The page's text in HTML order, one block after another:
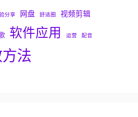
分享 网盘 舒适圈 视频剪辑
软件应用 运营 配音
法